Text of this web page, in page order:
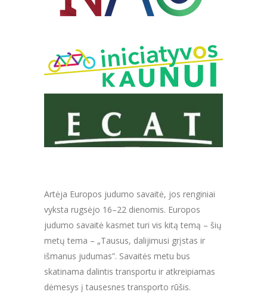
Artėja Europos judumo savaitė, jos renginiai
vyksta rugsėjo 16–22 dienomis. Europos
judumo savaitė kasmet turi vis kitą temą – šių
metų tema – „Tausus, dalijimusi grįstas ir
išmanus judumas”. Savaitės metu bus
skatinama dalintis transportu ir atkreipiamas
dėmesys į tausesnes transporto rūšis.